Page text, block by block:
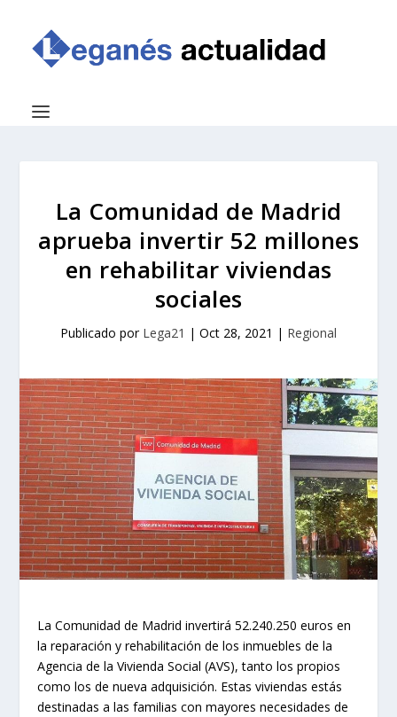
La Comunidad de Madrid
aprueba invertir 52 millones
en rehabilitar viviendas
sociales
Publicado por Lega21 | Oct 28, 2021 | Regional
La Comunidad de Madrid invertirá 52.240.250 euros en
la reparación y rehabilitación de los inmuebles de la
Agencia de la Vivienda Social (AVS), tanto los propios
como los de nueva adquisición. Estas viviendas estás
destinadas a las familias con mayores necesidades de